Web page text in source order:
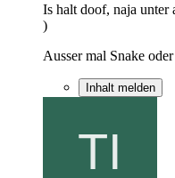
Is halt doof, naja unter
)
Ausser mal Snake
Inhalt melden